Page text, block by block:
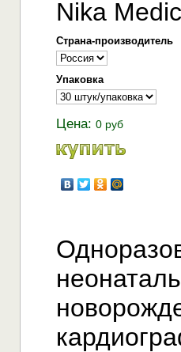
Nika
Страна-производитель
Упаковка
Цена: 0 руб